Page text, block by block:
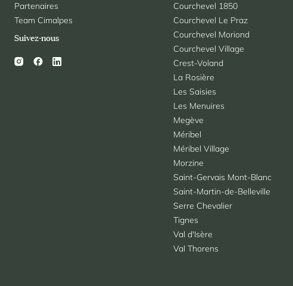
Partenaires
Team Cimalpes
Courchevel 1850
Courchevel Le Praz
Courchevel Moriond
Courchevel Village
Crest-Voland
La Rosière
Les Saisies
Les Menuires
Megève
Méribel
Méribel Village
Morzine
Saint-Gervais Mont-Blanc
Saint-Martin-de-Belleville
Serre Chevalier
Tignes
Val d'Isère
Val Thorens
Suivez-nous